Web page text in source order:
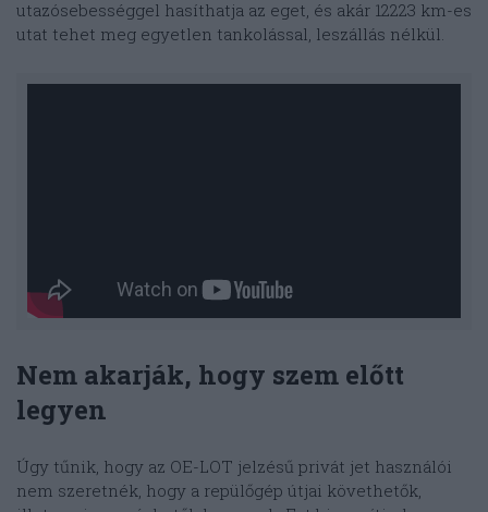
utazósebességgel hasíthatja az eget, és akár 12223 km-es
utat tehet meg egyetlen tankolással, leszállás nélkül.
Nem akarják, hogy szem előtt
legyen
Úgy tűnik, hogy az OE-LOT jelzésű privát jet használói
nem szeretnék, hogy a repülőgép útjai követhetők,